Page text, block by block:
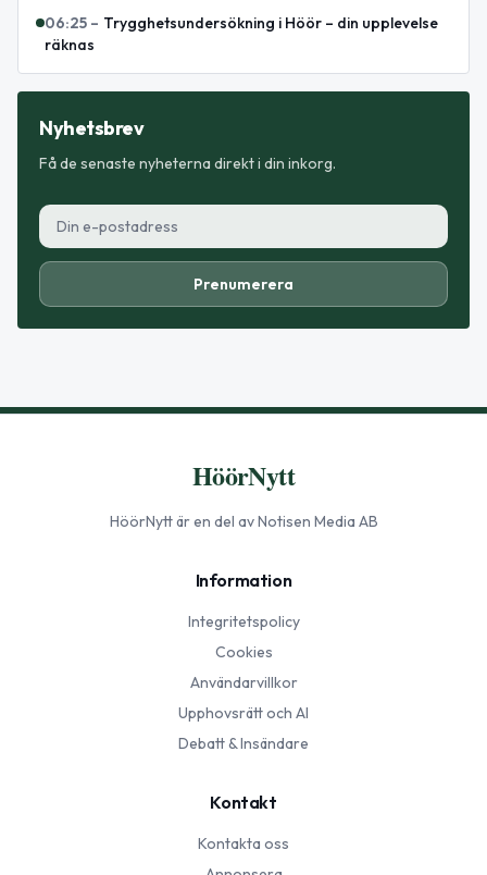
06:25 – Trygghetsundersökning i Höör – din upplevelse
räknas
Nyhetsbrev
Få de senaste nyheterna direkt i din inkorg.
Prenumerera
HöörNytt
HöörNyttär en del av Notisen Media AB
Information
Integritetspolicy
Cookies
Användarvillkor
Upphovsrätt och AI
Debatt & Insändare
Kontakt
Kontakta oss